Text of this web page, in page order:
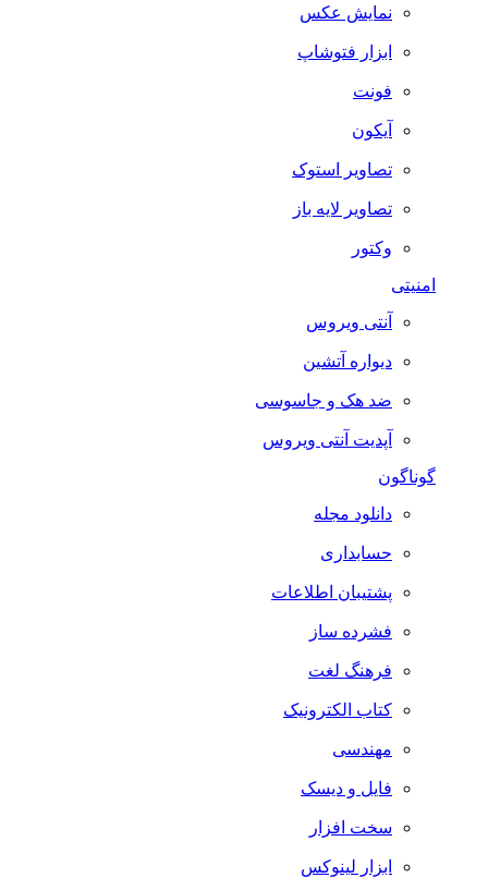
نمایش عکس
ابزار فتوشاپ
فونت
آیکون
تصاویر استوک
تصاویر لایه باز
وکتور
امنیتی
آنتی ویروس
دیواره آتشین
ضد هک و جاسوسی
آپدیت آنتی ویروس
گوناگون
دانلود مجله
حسابداری
پشتیبان اطلاعات
فشرده ساز
فرهنگ لغت
کتاب الکترونیک
مهندسی
فایل و دیسک
سخت افزار
ابزار لینوکس